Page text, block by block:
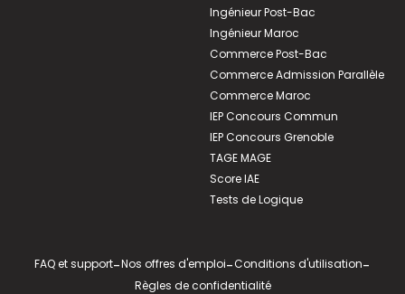
Ingénieur Post-Bac
Ingénieur Maroc
Commerce Post-Bac
Commerce Admission Parallèle
Commerce Maroc
IEP Concours Commun
IEP Concours Grenoble
TAGE MAGE
Score IAE
Tests de Logique
FAQ et support-Nos offres d'emploi-Conditions d'utilisation-
Règles de confidentialité